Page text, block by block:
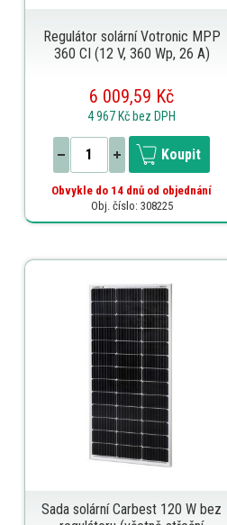
Regulátor solární Votronic MPP
360 CI (12 V, 360 Wp, 26 A)
6 009,59 Kč
4 967 Kč bez DPH
Koupit
Obvykle do 14 dnů od objednání
Obj. číslo: 308225
Sada solární Carbest 120 W bez